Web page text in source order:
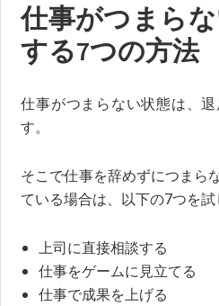
仕事がつまら
する7つの方法
仕事がつまらない状態は、
す。
そこで仕事を辞めずにつまら
ている場合は、以下の7つを試
上司に直接相談する
仕事をゲームに見立てる
仕事で成果を上げる